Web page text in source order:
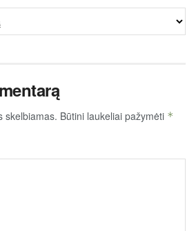
skelbiamas. Būtini laukeliai pažymėti *